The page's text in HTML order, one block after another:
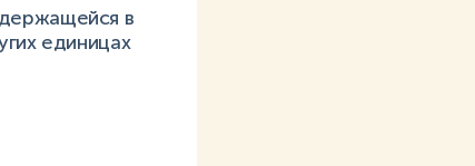
в
единицах